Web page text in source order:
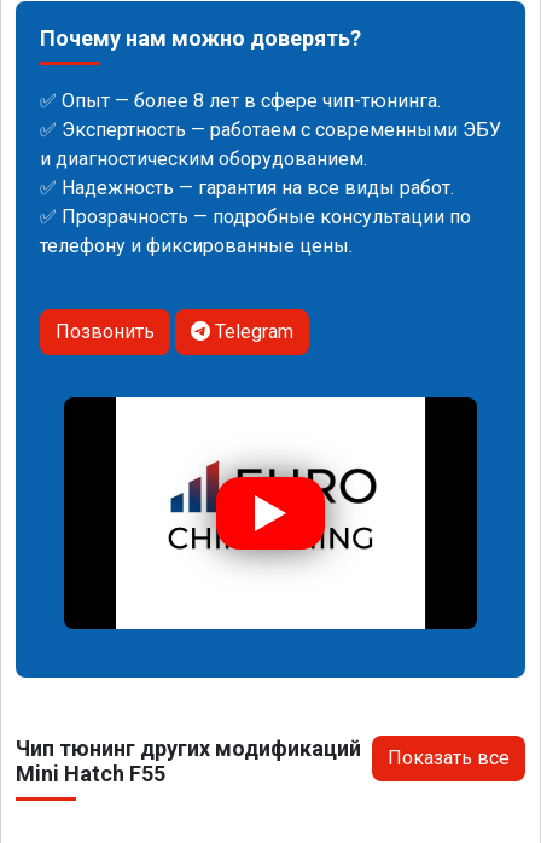
Почему нам можно доверять?
✅ Опыт — более 8 лет в сфере чип-тюнинга.
✅ Экспертность — работаем с современными ЭБУ
и диагностическим оборудованием.
✅ Надежность — гарантия на все виды работ.
✅ Прозрачность — подробные консультации по
телефону и фиксированные цены.
Позвонить Telegram
Чип тюнинг других модификаций
Mini Hatch F55
Показать все